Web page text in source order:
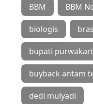
BBM BBM
biologis
bupati
buyback antam
dedi mulyadi